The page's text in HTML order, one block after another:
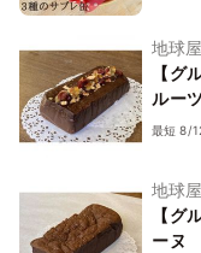
地球
【グ
ルー
最短 8/
地球
【グ
ーヌ